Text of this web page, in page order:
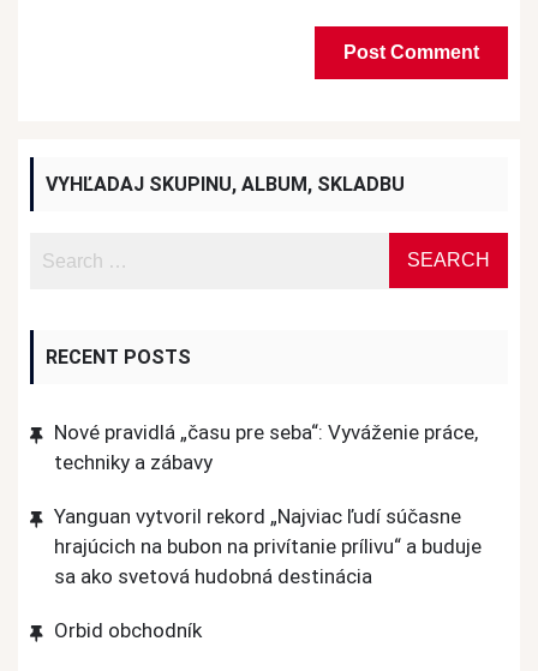
VYHĽADAJ SKUPINU, ALBUM, SKLADBU
RECENT POSTS
Nové pravidlá „času pre seba“: Vyváženie práce,
techniky a zábavy
Yanguan vytvoril rekord „Najviac ľudí súčasne
hrajúcich na bubon na privítanie prílivu“ a buduje
sa ako svetová hudobná destinácia
Orbid obchodník